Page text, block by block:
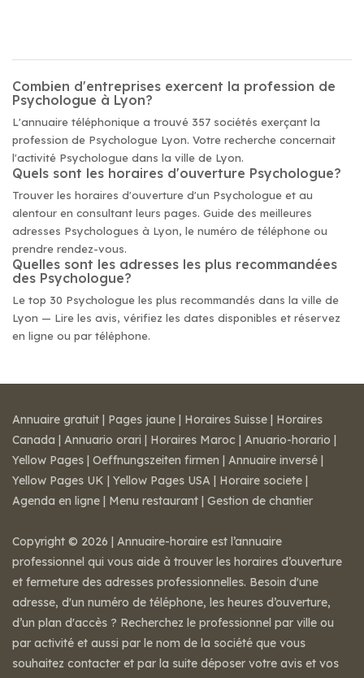
Combien d'entreprises exercent la profession de
Psychologue à Lyon?
L'annuaire téléphonique a trouvé 357 sociétés exerçant la
profession de Psychologue Lyon. Votre recherche concernait
l'activité Psychologue dans la ville de Lyon.
Quels sont les horaires d'ouverture Psychologue?
Trouver les horaires d'ouverture d'un Psychologue et au
alentour en consultant leurs pages. Guide des meilleures
adresses Psychologues à Lyon, le numéro de téléphone ou
prendre rendez-vous.
Quelles sont les adresses les plus recommandées
des Psychologue?
Le top 30 Psychologue les plus recommandés dans la ville de
Lyon — Lire les avis, vérifiez les dates disponibles et réservez
en ligne ou par téléphone.
Annuaire gratuit | Pages jaune | Horaires Suisse | Horaires
Canada | Annuario orari | Horaires Maroc | Anuario-horario |
Yellow Pages | Oeffnungszeiten firmen | Annuaire inversé |
Yellow Pages UK | Yellow Pages USA | Horaire societe |
Agenda en ligne | Menu restaurant | Gestion de chantier
Copyright © 2026 | Annuaire-horaire est l’annuaire
professionnel qui vous aide à trouver les horaires d’ouverture
et fermeture des adresses professionnelles. Besoin d'une
adresse, d'un numéro de téléphone, les heures d’ouverture,
d’un plan d'accès ? Recherchez le professionnel par ville ou
par activité et aussi par le nom de la société que vous
souhaitez contacter et par la suite déposer votre avis et vos